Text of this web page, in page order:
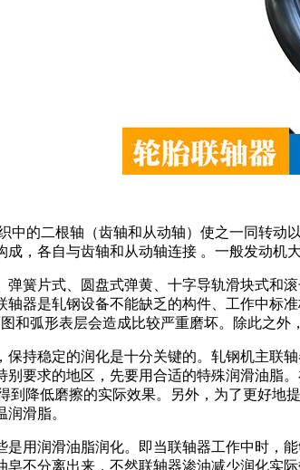
中的二根轴（齿轴和从动轴）使之一同转
，各自与齿轴和从动轴连接 。一般发动机
簧片式、圆盘式弹黄、十字导轨滑块式和
器是轧钢设备不能缺乏的构件、工作中标
和弧形表层会造成比较严重磨坏。除此之
保持稳定的润化是十分关键的。轧钢机主
要求的地区，先要用合适的特殊润滑油脂
到降低磨擦的实际效果。另外，为了更好
滑脂。
是用润滑油脂润化。即当联轴器工作中时，
不分离出来，不然联轴器渗油减少润化实